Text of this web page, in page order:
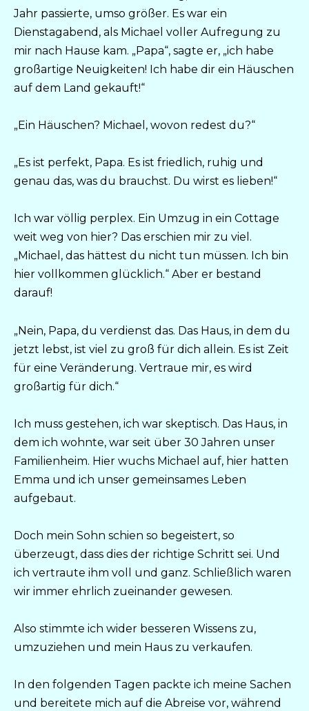
Jahr passierte, umso größer. Es war ein
Dienstagabend, als Michael voller Aufregung zu
mir nach Hause kam. „Papa“, sagte er, „ich habe
großartige Neuigkeiten! Ich habe dir ein Häuschen
auf dem Land gekauft!“
„Ein Häuschen? Michael, wovon redest du?“
„Es ist perfekt, Papa. Es ist friedlich, ruhig und
genau das, was du brauchst. Du wirst es lieben!“
Ich war völlig perplex. Ein Umzug in ein Cottage
weit weg von hier? Das erschien mir zu viel.
„Michael, das hättest du nicht tun müssen. Ich bin
hier vollkommen glücklich.“ Aber er bestand
darauf!
„Nein, Papa, du verdienst das. Das Haus, in dem du
jetzt lebst, ist viel zu groß für dich allein. Es ist Zeit
für eine Veränderung. Vertraue mir, es wird
großartig für dich.“
Ich muss gestehen, ich war skeptisch. Das Haus, in
dem ich wohnte, war seit über 30 Jahren unser
Familienheim. Hier wuchs Michael auf, hier hatten
Emma und ich unser gemeinsames Leben
aufgebaut.
Doch mein Sohn schien so begeistert, so
überzeugt, dass dies der richtige Schritt sei. Und
ich vertraute ihm voll und ganz. Schließlich waren
wir immer ehrlich zueinander gewesen.
Also stimmte ich wider besseren Wissens zu,
umzuziehen und mein Haus zu verkaufen.
In den folgenden Tagen packte ich meine Sachen
und bereitete mich auf die Abreise vor, während